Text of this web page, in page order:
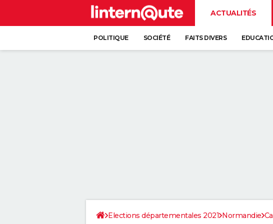
ACTUALITÉS
POLITIQUE SOCIÉTÉ FAITS DIVERS
Elections départementales 2021 Normandie